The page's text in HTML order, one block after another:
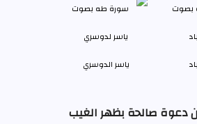
ياسر الدوسري
دعوة صالحة بظهر الغيب